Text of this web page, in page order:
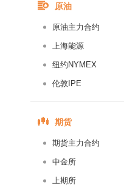
原油
原油主力合约
上海能源
纽约NYMEX
伦敦IPE
期货
期货主力合约
中金所
上期所